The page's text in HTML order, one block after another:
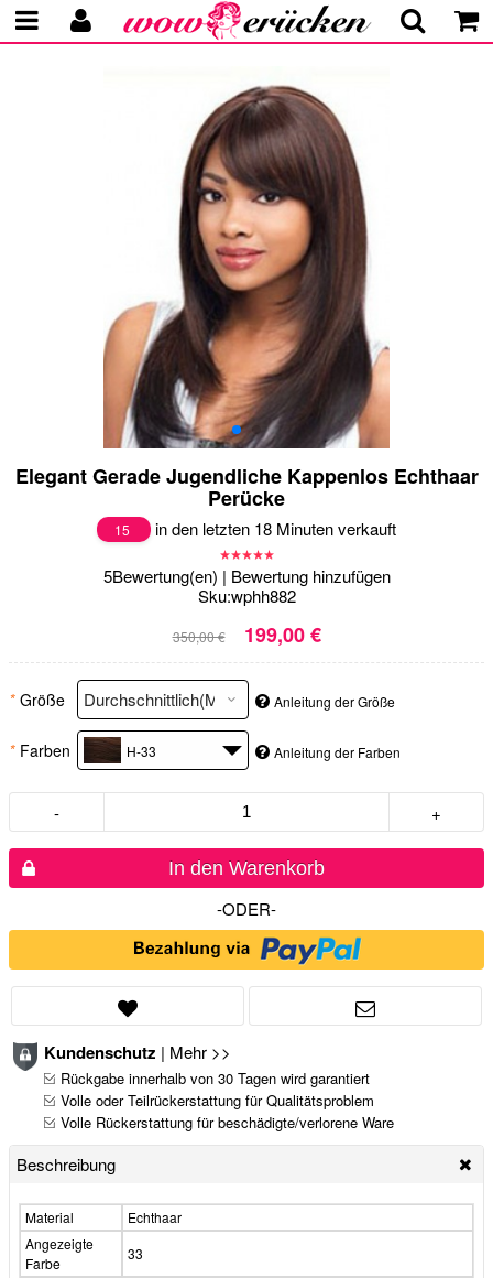
Elegant Gerade Jugendliche Kappenlos Echthaar
Perücke
15 in den letzten 18 Minuten verkauft
5Bewertung(en) | Bewertung hinzufügen
Sku:wphh882
350,00 € 199,00 €
* Größe Anleitung der Größe
* Farben H-33 Anleitung der Farben
- +
In den Warenkorb
-ODER-
Kundenschutz | Mehr >>
Rückgabe innerhalb von 30 Tagen wird garantiert
Volle oder Teilrückerstattung für Qualitätsproblem
Volle Rückerstattung für beschädigte/verlorene Ware
Beschreibung
Material
Echthaar
Angezeigte
Farbe
33